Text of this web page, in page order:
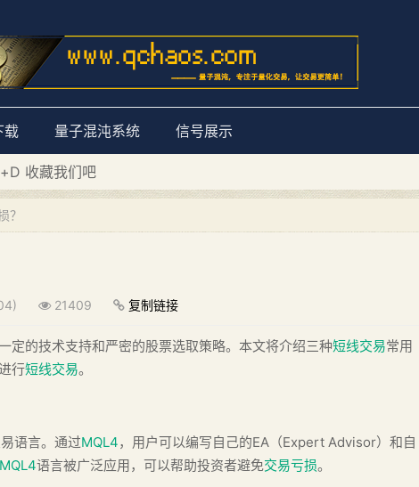
载 量子混沌系统 信号展示
收藏我们吧
子混沌系统”
？
21409 复制链接
定的技术支持和严密的股票选取策略。本文将介绍三种短线交易常用
行短线交易。
语言。通过MQL4，用户可以编写自己的EA（Expert Advisor）和自
MQL4语言被广泛应用，可以帮助投资者避免交易亏损。